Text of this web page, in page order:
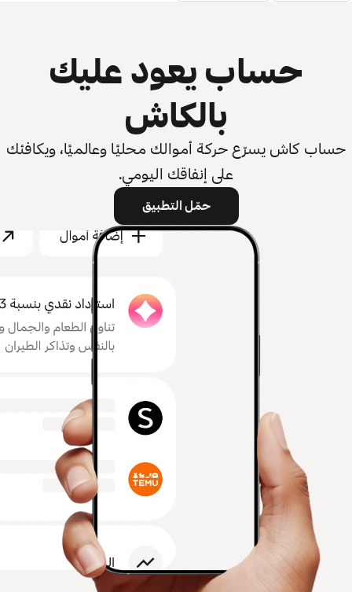
حساب يعود عليك
بالكاش
حساب كاش يسرّع حركة أموالك محليًا وعالميًا، ويكافئك
على إنفاقك اليومي.
حمّل التطبيق